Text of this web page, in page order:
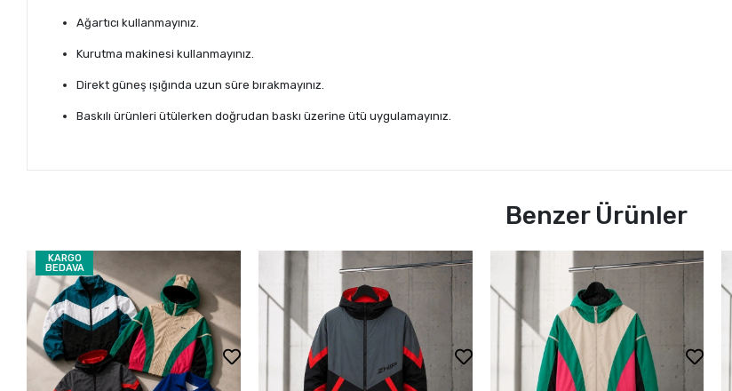
Ağartıcı kullanmayınız.
Kurutma makinesi kullanmayınız.
Direkt güneş ışığında uzun süre bırakmayınız.
Baskılı ürünleri ütülerken doğrudan baskı üzerine ütü uygulamayınız.
Benzer Ürünler
KARGO
BEDAVA